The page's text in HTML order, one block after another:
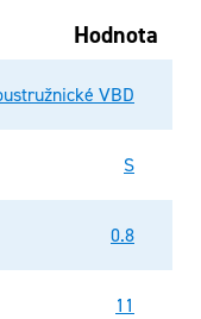
Hodnota
VBD
S
0.8
11